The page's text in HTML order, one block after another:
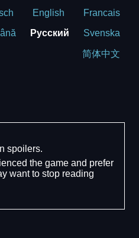
English
Francais
Русский Svenska
简体中文
spoilers.
the game and prefer
want to stop reading